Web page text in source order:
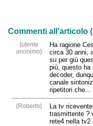
Commenti all'articolo
{utente
anonimo}
Ha ragione
circa 30 anni,
su per giù
più, questo ha
decoder,
canale
ripetitori che...
{Roberto}
La tv
trasmittente ?
rete4 nella tv2